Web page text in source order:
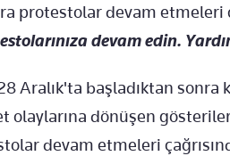
protestolar devam etmeleri
devam edin.
Aralık'ta başladıktan sonra
olaylarına dönüşen
devam etmeleri